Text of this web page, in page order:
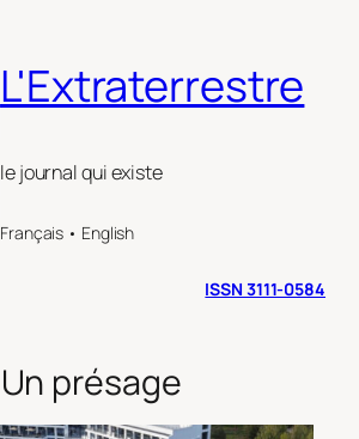
L'Extraterrestre
le journal qui existe
Français • English
ISSN 3111-0584
Un présage